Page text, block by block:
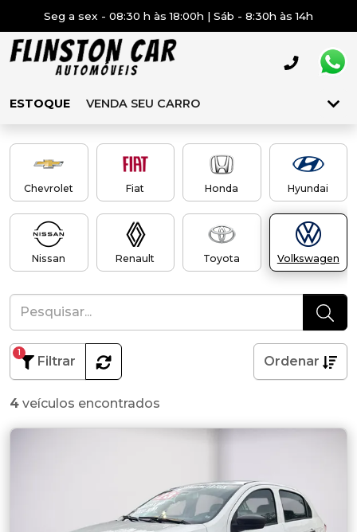
Seg a sex - 08:30 h às 18:00h | Sáb - 8:30h às 14h
ESTOQUE VENDA SEU CARRO
Chevrolet Fiat Honda Hyundai
Nissan Renault Toyota Volkswagen
Filtrar
1
Ordenar
4 veículos encontrados